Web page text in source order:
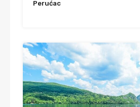
Perućac